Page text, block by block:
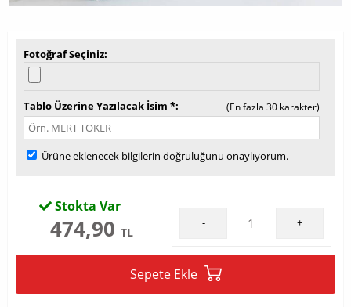
Fotoğraf Seçiniz
Tablo Üzerine Yazılacak İsim * (En fazla 30 karakter)
Ürüne eklenecek bilgilerin doğruluğunu onaylıyorum.
Stokta Var
474,90 TL
- +
Sepete Ekle